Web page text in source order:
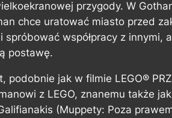
przygody. W
chce uratować miasto przed
spróbować współpracy z innymi,
postawę.
podobnie jak w filmie LEGO®
z LEGO, znanemu także
(Muppety: Poza